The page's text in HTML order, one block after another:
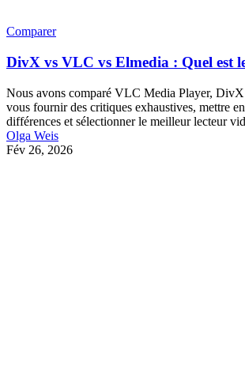
Comparer
DivX vs VLC vs Elmedia : Quel est
Nous avons comparé VLC Media Player,
vous fournir des critiques exhaustives, mettre
différences et sélectionner le meilleur lecteur
Olga Weis
Fév 26, 2026